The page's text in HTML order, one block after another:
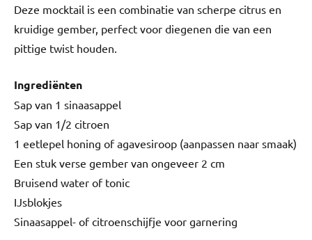
Deze mocktail is een combinatie van scherpe citrus en
kruidige gember, perfect voor diegenen die van een
pittige twist houden.
Ingrediënten
Sap van 1 sinaasappel
Sap van 1/2 citroen
1 eetlepel honing of agavesiroop (aanpassen naar smaak)
Een stuk verse gember van ongeveer 2 cm
Bruisend water of tonic
IJsblokjes
Sinaasappel- of citroenschijfje voor garnering